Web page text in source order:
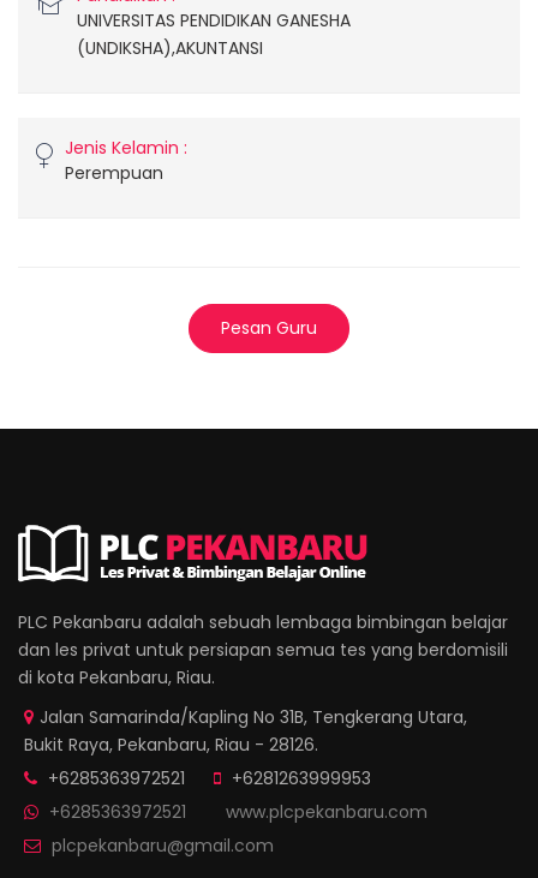
UNIVERSITAS PENDIDIKAN GANESHA
(UNDIKSHA),AKUNTANSI
Jenis Kelamin :
Perempuan
Pesan Guru
PLC Pekanbaru adalah sebuah lembaga bimbingan belajar
dan les privat untuk persiapan semua tes yang berdomisili
di kota Pekanbaru, Riau.
Jalan Samarinda/Kapling No 31B, Tengkerang Utara,
Bukit Raya, Pekanbaru, Riau - 28126.
+6285363972521
+6281263999953
+6285363972521
www.plcpekanbaru.com
plcpekanbaru@gmail.com